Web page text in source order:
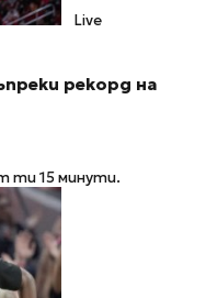
Live
рекорд на
ти 15 минути.